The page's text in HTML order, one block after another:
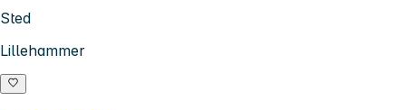
Sted
Lillehammer